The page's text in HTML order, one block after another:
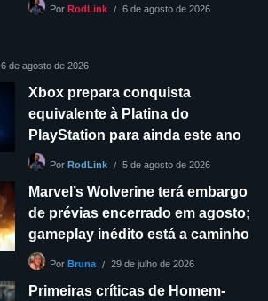
Por RodLink 6 de agosto de 2026
6 de agosto de 2026
Xbox prepara conquista
equivalente à Platina do
PlayStation para ainda este ano
Por RodLink 5 de agosto de 2026
Marvel’s Wolverine terá embargo
de prévias encerrado em agosto;
gameplay inédito está a caminho
Por Bruna 29 de julho de 2026
Primeiras críticas de Homem-